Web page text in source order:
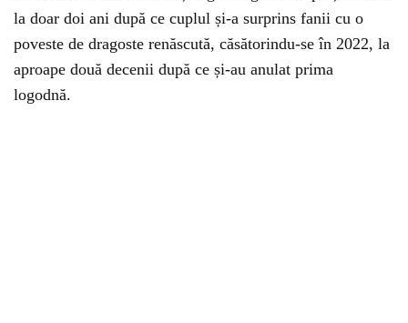
la doar doi ani după ce cuplul și-a surprins fanii cu o
poveste de dragoste renăscută, căsătorindu-se în 2022, la
aproape două decenii după ce și-au anulat prima
logodnă.